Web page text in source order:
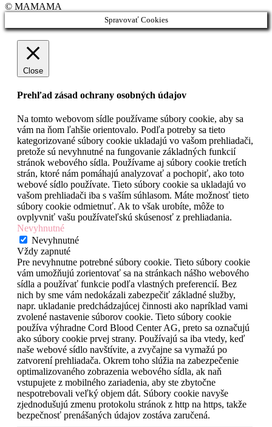
© MAMAMA
Spravovať Cookies
Close
Prehľad zásad ochrany osobných údajov
Na tomto webovom sídle používame súbory cookie, aby sa
vám na ňom ľahšie orientovalo. Podľa potreby sa tieto
kategorizované súbory cookie ukladajú vo vašom prehliadači,
pretože sú nevyhnutné na fungovanie základných funkcií
stránok webového sídla. Používame aj súbory cookie tretích
strán, ktoré nám pomáhajú analyzovať a pochopiť, ako toto
webové sídlo používate. Tieto súbory cookie sa ukladajú vo
vašom prehliadači iba s vaším súhlasom. Máte možnosť tieto
súbory cookie odmietnuť. Ak to však urobíte, môže to
ovplyvniť vašu používateľskú skúsenosť z prehliadania.
Nevyhnutné
Nevyhnutné
Vždy zapnuté
Pre nevyhnutne potrebné súbory cookie. Tieto súbory cookie
vám umožňujú zorientovať sa na stránkach nášho webového
sídla a používať funkcie podľa vlastných preferencií. Bez
nich by sme vám nedokázali zabezpečiť základné služby,
napr. ukladanie predchádzajúcej činnosti ako napríklad vami
zvolené nastavenie súborov cookie. Tieto súbory cookie
používa výhradne Cord Blood Center AG, preto sa označujú
ako súbory cookie prvej strany. Používajú sa iba vtedy, keď
naše webové sídlo navštívite, a zvyčajne sa vymažú po
zatvorení prehliadača. Okrem toho slúžia na zabezpečenie
optimalizovaného zobrazenia webového sídla, ak naň
vstupujete z mobilného zariadenia, aby ste zbytočne
nespotrebovali veľký objem dát. Súbory cookie navyše
zjednodušujú zmenu protokolu stránok z http na https, takže
bezpečnosť prenášaných údajov zostáva zaručená.